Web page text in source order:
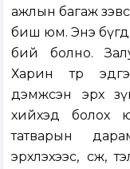
ажлын багаж
биш юм. Энэ бүгд
бий болно.
Харин төр
дэмжсэн эрх
хийхэд болох
татварын
эрхлэхээс, өсөж,